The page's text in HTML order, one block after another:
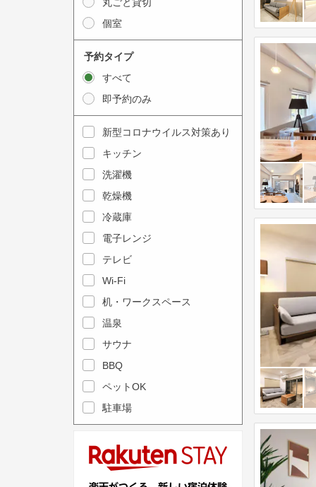
w
i
t
h
c
a
l
n
d
a
r
a
n
s
e
l
c
a
c
w
i
t
h
t
h
c
a
l
e
n
d
r
a
n
s
e
e
個室
予約タイプ
すべて
即予約のみ
新型コロナウイルス対策あり
キッチン
洗濯機
乾燥機
冷蔵庫
電子レンジ
テレビ
Wi-Fi
机・ワークスペース
温泉
サウナ
BBQ
ペットOK
駐車場